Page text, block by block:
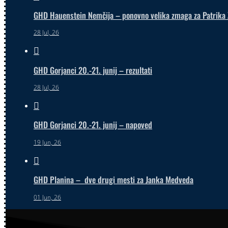
GHD Hauenstein Nemčija – ponovno velika zmaga za
28 Jul, 26

GHD Gorjanci 20.-21. junij – rezultati
28 Jul, 26

GHD Gorjanci 20.-21. junij – napoved
19 Jun, 26

GHD Planina – dve drugi mesti za Janka Medveda
01 Jun, 26